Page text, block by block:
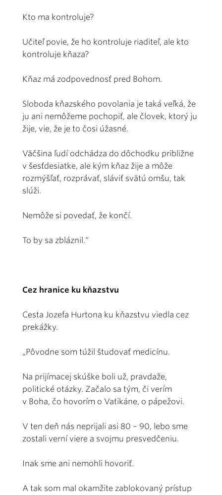
Kto ma kontroluje?
Učiteľ povie, že ho kontroluje riaditeľ, ale kto
kontroluje kňaza?
Kňaz má zodpovednosť pred Bohom.
Sloboda kňazského povolania je taká veľká, že
ju ani nemôžeme pochopiť, ale človek, ktorý ju
žije, vie, že je to čosi úžasné.
Väčšina ľudí odchádza do dôchodku približne
v šesťdesiatke, ale kým kňaz žije a môže
rozmýšľať, rozprávať, sláviť svätú omšu, tak
slú­­ži.
Nemôže si povedať, že končí.
To by sa zbláznil.“
Cez hranice ku kňazstvu
Cesta Jozefa Hurtona ku kňazstvu viedla cez
prekážky.
„Pôvodne som túžil študovať medicínu.
Na prijímacej skúške boli už, pravdaže,
politické otázky. Začalo sa tým, či verím
v Boha, čo hovorím o Vatikáne, o pápežovi.
V ten deň nás neprijali asi 80 – 90, lebo sme
zostali verní viere a svojmu presvedčeniu.
Inak sme ani nemohli hovoriť.
A tak som mal okamžite zablokovaný prístup